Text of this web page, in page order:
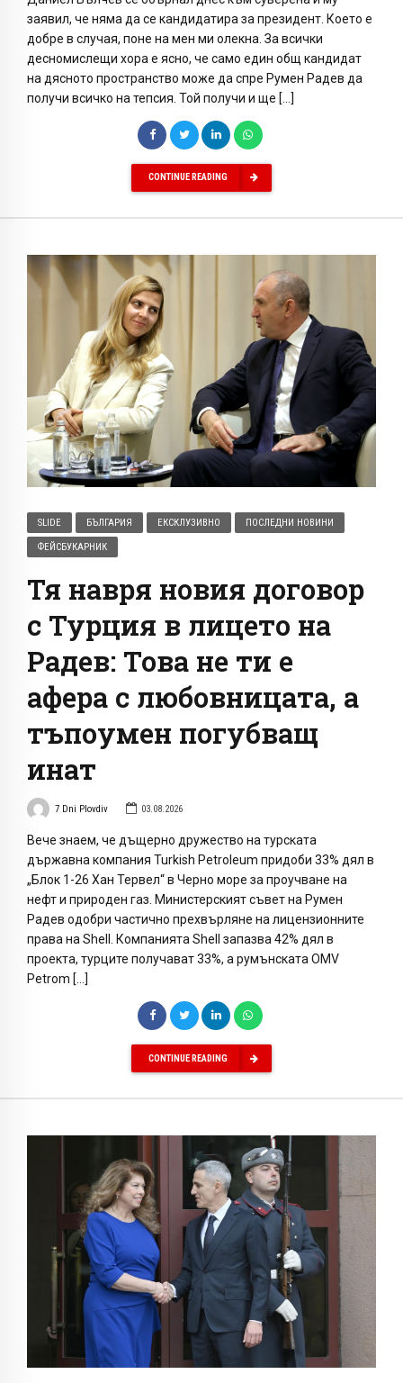
заявил, че няма да се кандидатира за президент. Което е
добре в случая, поне на мен ми олекна. За всички
десномислещи хора е ясно, че само един общ кандидат
на дясното пространство може да спре Румен Радев да
получи всичко на тепсия. Той получи и ще […]
CONTINUE READING
SLIDE БЪЛГАРИЯ ЕКСКЛУЗИВНО ПОСЛЕДНИ НОВИНИ
ФЕЙСБУКАРНИК
Тя навря новия договор
с Турция в лицето на
Радев: Това не ти е
афера с любовницата, а
тъпоумен погубващ
инат
7 Dni Plovdiv 03.08.2026
Вече знаем, че дъщерно дружество на турската
държавна компания Turkish Petroleum придоби 33% дял в
„Блок 1-26 Хан Тервел“ в Черно море за проучване на
нефт и природен газ. Министерският съвет на Румен
Радев одобри частично прехвърляне на лицензионните
права на Shell. Компанията Shell запазва 42% дял в
проекта, турците получават 33%, а румънската OMV
Petrom […]
CONTINUE READING